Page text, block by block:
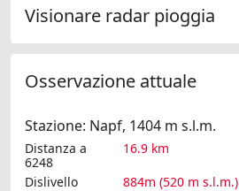
Visionare radar pioggia
Osservazione attuale
Stazione: Napf, 1404 m s.l.m.
Distanza a
6248
16.9 km
Dislivello
884m (520 m s.l.m.)